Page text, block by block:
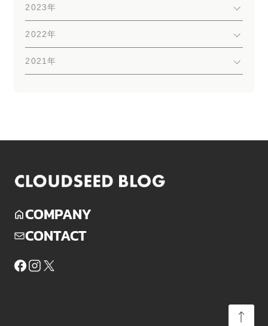
2023年
2022年
2021年
COMPANY
CONTACT